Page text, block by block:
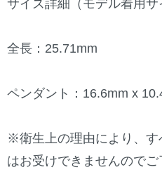
サイズ詳細（モデル着用
全長：25.71mm
ペンダント：16.6mm x
※衛生上の理由により、す
はお受けできませんのでご